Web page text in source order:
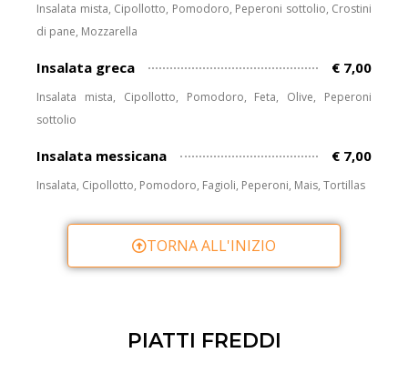
Insalata mista, Cipollotto, Pomodoro, Peperoni sottolio, Crostini
di pane, Mozzarella
Insalata greca € 7,00
Insalata mista, Cipollotto, Pomodoro, Feta, Olive, Peperoni
sottolio
Insalata messicana € 7,00
Insalata, Cipollotto, Pomodoro, Fagioli, Peperoni, Mais, Tortillas
TORNA ALL'INIZIO
PIATTI FREDDI